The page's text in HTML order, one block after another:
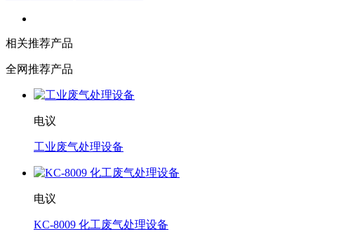
相关推荐产品
全网推荐产品
电议
工业废气处理设备
电议
KC-8009 化工废气处理设备